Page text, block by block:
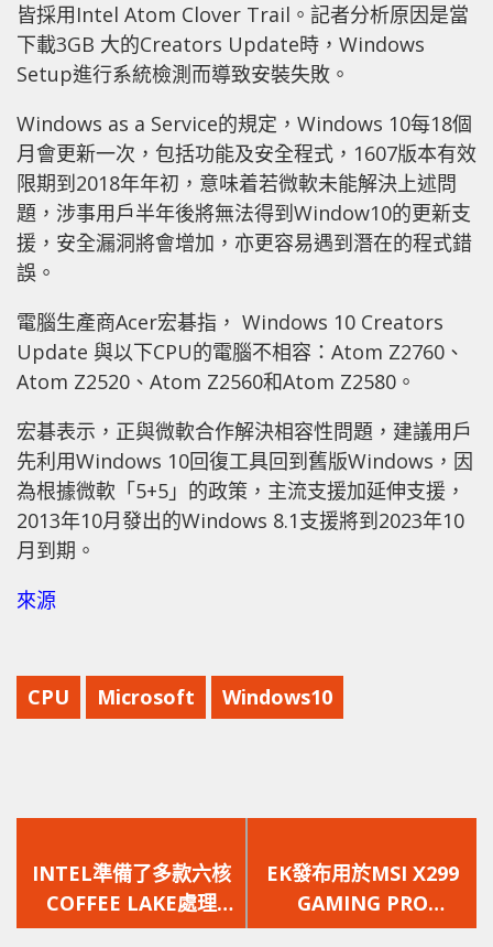
皆採用Intel Atom Clover Trail。記者分析原因是當
下載3GB 大的Creators Update時，Windows
Setup進行系統檢測而導致安裝失敗。
Windows as a Service的規定，Windows 10每18個
月會更新一次，包括功能及安全程式，1607版本有效
限期到2018年年初，意味着若微軟未能解決上述問
題，涉事用戶半年後將無法得到Window10的更新支
援，安全漏洞將會增加，亦更容易遇到潛在的程式錯
誤。
電腦生產商Acer宏碁指， Windows 10 Creators
Update 與以下CPU的電腦不相容：Atom Z2760、
Atom Z2520、Atom Z2560和Atom Z2580。
宏碁表示，正與微軟合作解決相容性問題，建議用戶
先利用Windows 10回復工具回到舊版Windows，因
為根據微軟「5+5」的政策，主流支援加延伸支援，
2013年10月發出的Windows 8.1支援將到2023年10
月到期。
來源
CPU Microsoft Windows10
一
篇
文
INTEL準備了多款六核
COFFEE LAKE處理
器，連CORE I5也有六
一
篇
文
EK發布用於MSI X299
GAMING PRO
CARBON的RGB水冷頭